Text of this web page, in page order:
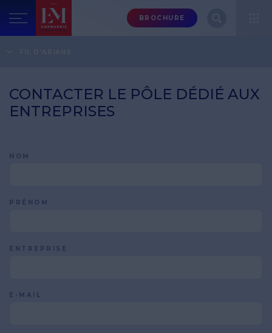
Menu
header-
BROCHURE
CONTACTER LE PÔLE DÉDIÉ AUX
ENTREPRISES
NOM
PRÉNOM
ENTREPRISE
E-MAIL